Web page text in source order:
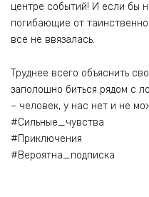
центре событий! И если бы
погибающие от
все не ввязалась.
Труднее всего объяснить
заполошно биться рядом с
– человек, у нас нет и не
#Сильные_чувства
#Приключения
#Вероятна_подписка